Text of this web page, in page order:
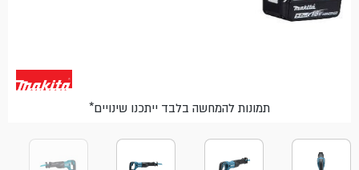
*תמונות להמחשה בלבד ייתכנו שינויים